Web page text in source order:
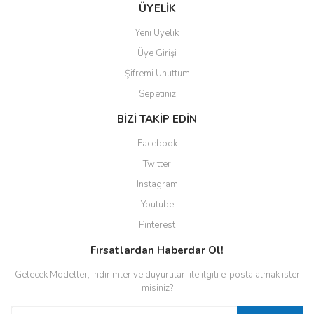
ÜYELİK
Yeni Üyelik
Üye Girişi
Şifremi Unuttum
Sepetiniz
BİZİ TAKİP EDİN
Facebook
Twitter
Instagram
Youtube
Pinterest
Fırsatlardan Haberdar Ol!
Gelecek Modeller, indirimler ve duyuruları ile ilgili e-posta almak ister
misiniz?